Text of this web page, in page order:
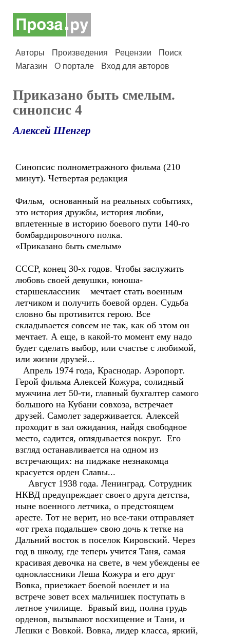
Авторы Произведения Рецензии
Поиск
Магазин
О портале Вход для авторов
Приказано быть смелым.
синопсис 4
Алексей Шенгер
Синопсис полнометражного фильма (210
минут). Четвертая редакция
Фильм, основанный на реальных событиях,
это история дружбы, история любви,
вплетенные в историю боевого пути 140-го
бомбардировочного полка.
«Приказано быть смелым»
СССР, конец 30-х годов. Чтобы заслужить
любовь своей девушки, юноша-
старшеклассник мечтает стать военным
летчиком и получить боевой орден. Судьба
словно бы противится герою. Все
складывается совсем не так, как об этом он
мечтает. А еще, в какой-то момент ему надо
будет сделать выбор, или счастье с любимой,
или жизни друзей...
Апрель 1974 года, Краснодар. Аэропорт.
Герой фильма Алексей Кожура, солидный
мужчина лет 50-ти, главный бухгалтер самого
большого на Кубани совхоза, встречает
друзей. Самолет задерживается. Алексей
проходит в зал ожидания, найдя свободное
место, садится, оглядывается вокруг. Его
взгляд останавливается на одном из
встречающих: на пиджаке незнакомца
красуется орден Славы...
Август 1938 года. Ленинград. Сотрудник
НКВД предупреждает своего друга детства,
ныне военного летчика, о предстоящем
аресте. Тот не верит, но все-таки отправляет
«от греха подальше» свою дочь к тетке на
Дальний восток в поселок Кировский. Через
год в школу, где теперь учится Таня, самая
красивая девочка на свете, в чем убеждены ее
одноклассники Леша Кожура и его друг
Вовка, приезжает боевой военлет и на
встрече зовет всех мальчишек поступать в
летное училище. Бравый вид, полна грудь
орденов, вызывают восхищение и Тани, и
Лешки с Вовкой. Вовка, лидер класса, яркий,